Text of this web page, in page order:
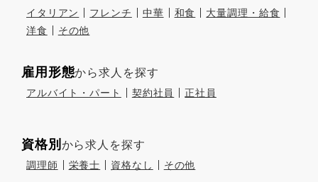
イタリアン フレンチ 中華 和食
大量調理・給食
洋食
その他
雇用形態から求人を探す
アルバイト・パート 契約社員 正社員
資格別 から求人を探す
調理師 栄養士 資格なし その他